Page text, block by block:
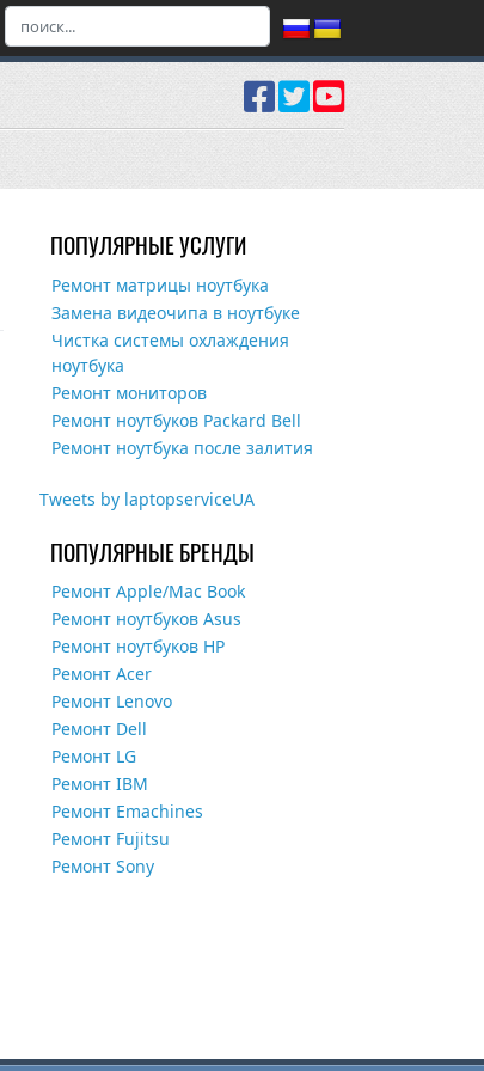
ПОПУЛЯРНЫЕ УСЛУГИ
Ремонт матрицы ноутбука
Замена видеочипа в ноутбуке
Чистка системы охлаждения
ноутбука
Ремонт мониторов
Ремонт ноутбуков Packard Bell
Ремонт ноутбука после залития
Tweets by laptopserviceUA
ПОПУЛЯРНЫЕ БРЕНДЫ
Ремонт Apple/Mac Book
Ремонт ноутбуков Asus
Ремонт ноутбуков HP
Ремонт Acer
Ремонт Lenovo
Ремонт Dell
Ремонт LG
Ремонт IBM
Ремонт Emachines
Ремонт Fujitsu
Ремонт Sony